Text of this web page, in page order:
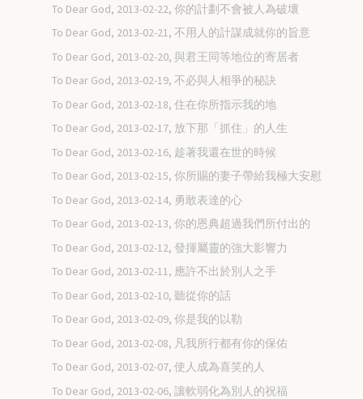
To Dear God, 2013-02-22, 你的計劃不會被人為破壞
To Dear God, 2013-02-21, 不用人的計謀成就你的旨意
To Dear God, 2013-02-20, 與君王同等地位的寄居者
To Dear God, 2013-02-19, 不必與人相爭的秘訣
To Dear God, 2013-02-18, 住在你所指示我的地
To Dear God, 2013-02-17, 放下那「抓住」的人生
To Dear God, 2013-02-16, 趁著我還在世的時候
To Dear God, 2013-02-15, 你所賜的妻子帶給我極大安慰
To Dear God, 2013-02-14, 勇敢表達的心
To Dear God, 2013-02-13, 你的恩典超過我們所付出的
To Dear God, 2013-02-12, 發揮屬靈的強大影響力
To Dear God, 2013-02-11, 應許不出於別人之手
To Dear God, 2013-02-10, 聽從你的話
To Dear God, 2013-02-09, 你是我的以勒
To Dear God, 2013-02-08, 凡我所行都有你的保佑
To Dear God, 2013-02-07, 使人成為喜笑的人
To Dear God, 2013-02-06, 讓軟弱化為別人的祝福